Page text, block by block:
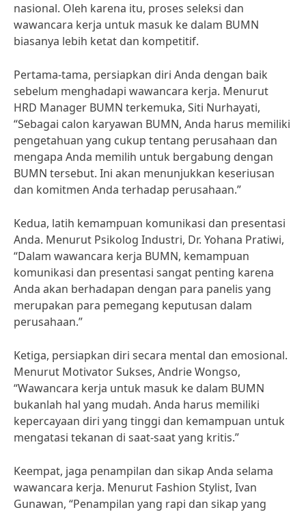
nasional. Oleh karena itu, proses seleksi dan
wawancara kerja untuk masuk ke dalam BUMN
biasanya lebih ketat dan kompetitif.
Pertama-tama, persiapkan diri Anda dengan baik
sebelum menghadapi wawancara kerja. Menurut
HRD Manager BUMN terkemuka, Siti Nurhayati,
“Sebagai calon karyawan BUMN, Anda harus memiliki
pengetahuan yang cukup tentang perusahaan dan
mengapa Anda memilih untuk bergabung dengan
BUMN tersebut. Ini akan menunjukkan keseriusan
dan komitmen Anda terhadap perusahaan.”
Kedua, latih kemampuan komunikasi dan presentasi
Anda. Menurut Psikolog Industri, Dr. Yohana Pratiwi,
“Dalam wawancara kerja BUMN, kemampuan
komunikasi dan presentasi sangat penting karena
Anda akan berhadapan dengan para panelis yang
merupakan para pemegang keputusan dalam
perusahaan.”
Ketiga, persiapkan diri secara mental dan emosional.
Menurut Motivator Sukses, Andrie Wongso,
“Wawancara kerja untuk masuk ke dalam BUMN
bukanlah hal yang mudah. Anda harus memiliki
kepercayaan diri yang tinggi dan kemampuan untuk
mengatasi tekanan di saat-saat yang kritis.”
Keempat, jaga penampilan dan sikap Anda selama
wawancara kerja. Menurut Fashion Stylist, Ivan
Gunawan, “Penampilan yang rapi dan sikap yang